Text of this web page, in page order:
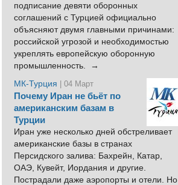
подписание девяти оборонных
соглашений с Турцией официально
объясняют двумя главными причинами:
российской угрозой и необходимостью
укреплять европейскую оборонную
промышленность. →
МК-Турция
| 04 Март
Почему Иран не бьёт по
американским базам в
Турции
Иран уже несколько дней обстреливает
американские базы в странах
Персидского залива: Бахрейн, Катар,
ОАЭ, Кувейт, Иордания и другие.
Пострадали даже аэропорты и отели. Но